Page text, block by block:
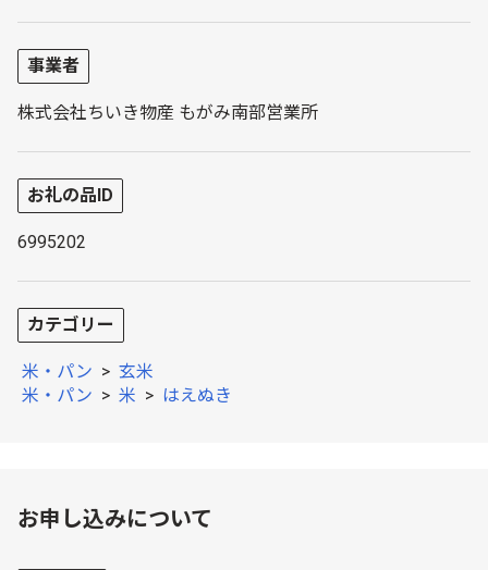
事業者
株式会社ちいき物産 もがみ南部営業所
お礼の品ID
6995202
カテゴリー
米・パン > 玄米
米・パン > 米 > はえぬき
お申し込みについて